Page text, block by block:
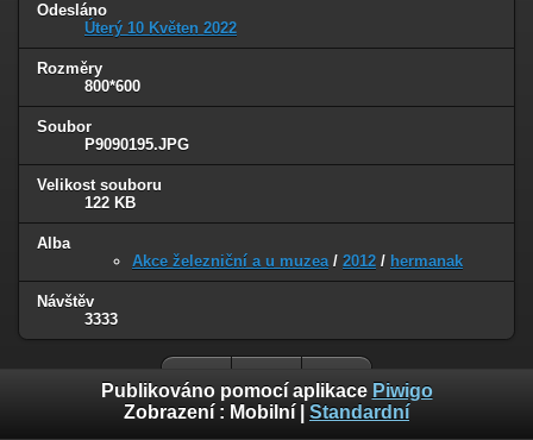
Odesláno
Úterý 10 Květen 2022
Rozměry
800*600
Soubor
P9090195.JPG
Velikost souboru
122 KB
Alba
Akce železniční a u muzea/ 2012 / hermanak
Návštěv
3333
Publikováno pomocí aplikace Piwigo
Zobrazení : Mobilní Standardní